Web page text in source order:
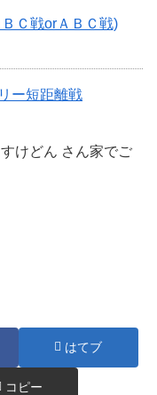
Ｃ戦orＡＢＣ戦)
ー短距離戦
けどん さん家でご
はてブ
コピー